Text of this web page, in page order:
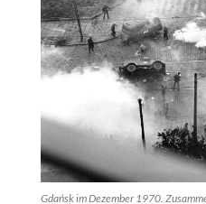
Gdańsk im Dezember 1970.